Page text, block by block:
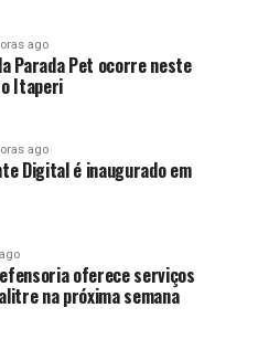
ago
Parada Pet ocorre neste
Itaperi
ago
Digital é inaugurado em
oferece serviços
na próxima semana